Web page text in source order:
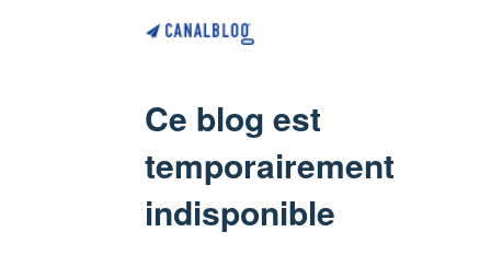
Ce blog est
temporairement
indisponible